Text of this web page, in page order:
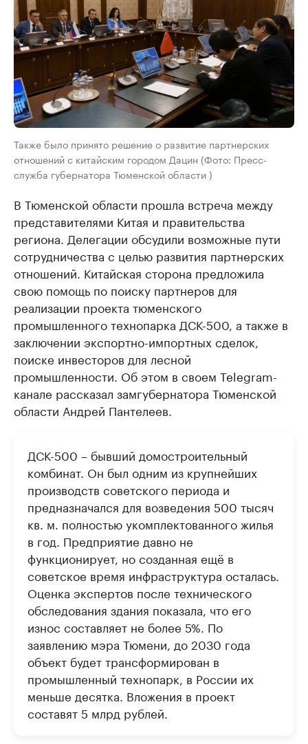
Также было принято решение о развитие партнерских
отношений с китайским городом Дацин (Фото: Пресс-
служба губернатора Тюменской области )
В Тюменской области прошла встреча между
представителями Китая и правительства
региона. Делегации обсудили возможные пути
сотрудничества с целью развития партнерских
отношений. Китайская сторона предложила
свою помощь по поиску партнеров для
реализации проекта тюменского
промышленного технопарка ДСК-500, а также в
заключении экспортно-импортных сделок,
поиске инвесторов для лесной
промышленности. Об этом в своем Telegram-
канале рассказал замгубернатора Тюменской
области Андрей Пантелеев.
ДСК-500 – бывший домостроительный
комбинат. Он был одним из крупнейших
производств советского периода и
предназначался для возведения 500 тысяч
кв. м. полностью укомплектованного жилья
в год. Предприятие давно не
функционирует, но созданная ещё в
советское время инфраструктура осталась.
Оценка экспертов после технического
обследования здания показала, что его
износ составляет не более 5%. По
заявлению мэра Тюмени, до 2030 года
объект будет трансформирован в
промышленный технопарк, в России их
меньше десятка. Вложения в проект
составят 5 млрд рублей.